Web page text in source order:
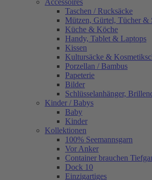
Accessoires
Taschen / Rucksäcke
Mützen, Gürtel, Tücher &
Küche & Köche
Handy, Tablet & Laptops
Kissen
Kultursäcke &
Porzellan / Bambus
Papeterie
Bilder
Schlüsselanhänger,
Kinder / Babys
Baby
Kinder
Kollektionen
100% Seemannsgarn
Vor Anker
Container brauchen
Dock 10
Einzigartiges